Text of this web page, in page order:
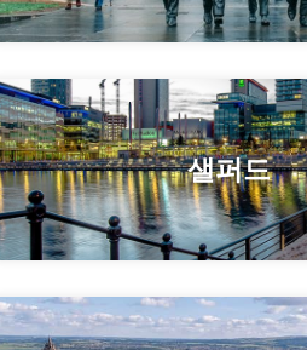
샐퍼드